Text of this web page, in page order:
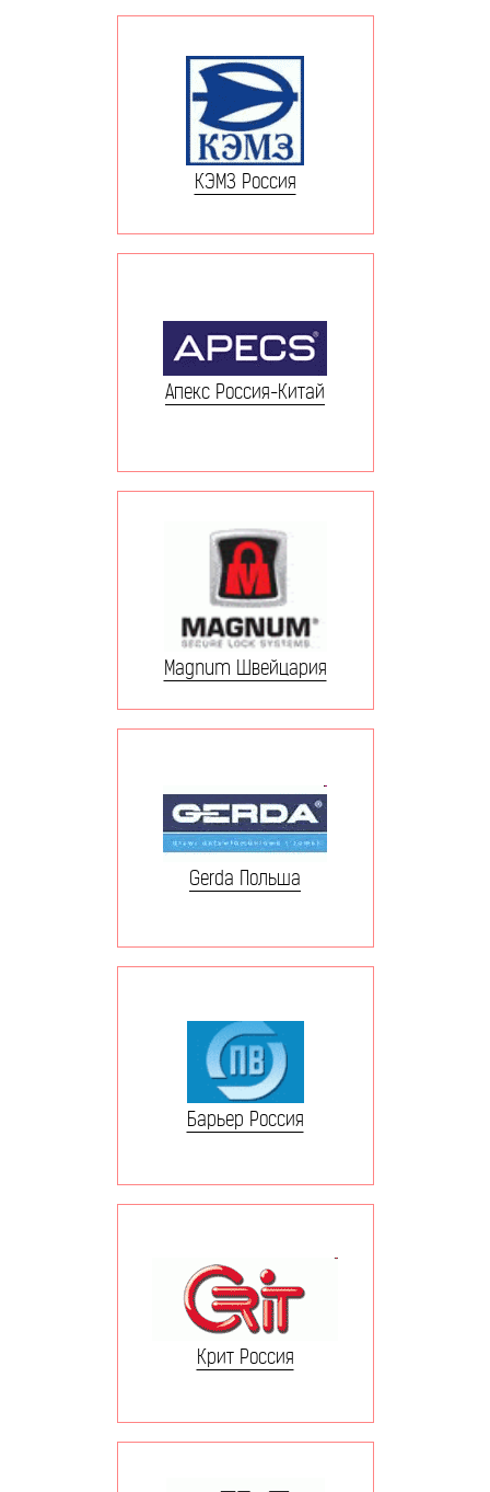
КЭМЗ Россия
Апекс Россия-Китай
Magnum Швейцария
Gerda Польша
Барьер Россия
Крит Россия